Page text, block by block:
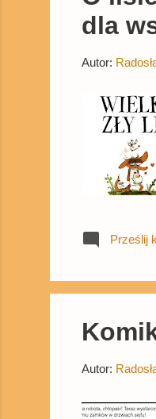
dla
Autor:
Prześlij
Autor: